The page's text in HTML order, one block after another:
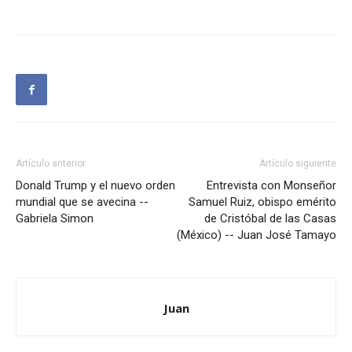
Artículo anterior
Donald Trump y el nuevo orden
mundial que se avecina --
Gabriela Simon
Artículo siguiente
Entrevista con Monseñor
Samuel Ruiz, obispo emérito
de Cristóbal de las Casas
(México) -- Juan José Tamayo
Juan